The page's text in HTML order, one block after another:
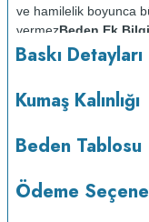
ve hamilelik boyunca
vermezBeden Ek
ölçüsüdür. Arka taraf
maksimum 30 o C de ve
Baskı Detayları
Kumaş Kalınlığı
Beden Tablosu
Ödeme